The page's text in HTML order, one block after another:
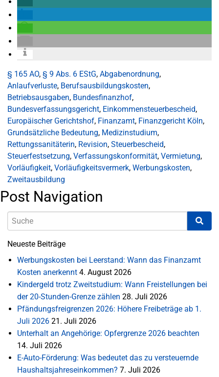
§ 165 AO, § 9 Abs. 6 EStG, Abgabenordnung,
Anlaufverluste, Berufsausbildungskosten,
Betriebsausgaben, Bundesfinanzhof,
Bundesverfassungsgericht, Einkommensteuerbescheid,
Europäischer Gerichtshof, Finanzamt, Finanzgericht Köln,
Grundsätzliche Bedeutung, Medizinstudium,
Rettungssanitäterin, Revision, Steuerbescheid,
Steuerfestsetzung, Verfassungskonformität, Vermietung,
Vorläufigkeit, Vorläufigkeitsvermerk, Werbungskosten,
Zweitausbildung
Post Navigation
Neueste Beiträge
Werbungskosten bei Leerstand: Wann das Finanzamt
Kosten anerkennt 4. August 2026
Kindergeld trotz Zweitstudium: Wann Freistellungen bei
der 20-Stunden-Grenze zählen 28. Juli 2026
Pfändungsfreigrenzen 2026: Höhere Freibeträge ab 1.
Juli 2026 21. Juli 2026
Unterhalt an Angehörige: Opfergrenze 2026 beachten
14. Juli 2026
E-Auto-Förderung: Was bedeutet das zu versteuernde
Haushaltsjahreseinkommen? 7. Juli 2026